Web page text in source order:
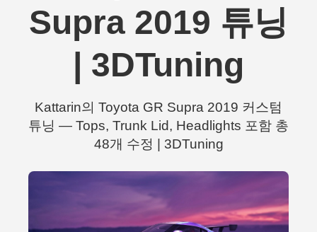
Supra 2019 튜닝
| 3DTuning
Kattarin의 Toyota GR Supra 2019 커스텀
튜닝 — Tops, Trunk Lid, Headlights 포함 총
48개 수정 | 3DTuning